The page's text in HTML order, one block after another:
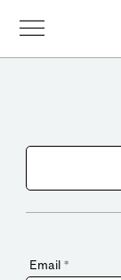
Email *